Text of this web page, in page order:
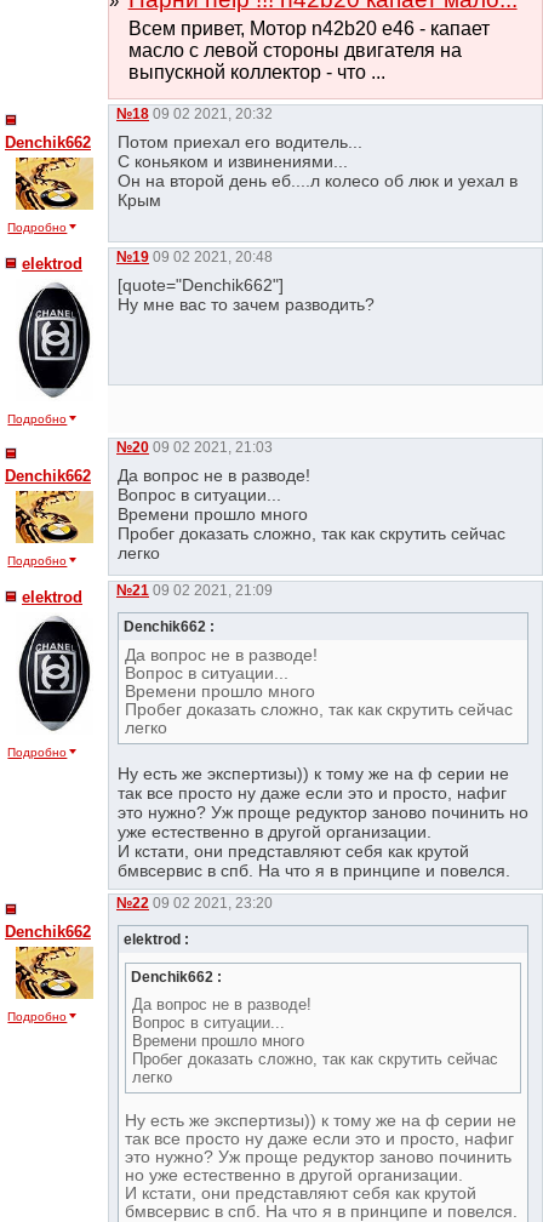
Всем привет, Мотор n42b20 e46 - капает
масло с левой стороны двигателя на
выпускной коллектор - что ...
Denchik662
Подробно
№18 09 02 2021, 20:32
Потом приехал его водитель...
С коньяком и извинениями...
Он на второй день еб....л колесо об люк и уехал в
Крым
elektrod
Подробно
№19 09 02 2021, 20:48
[quote="Denchik662"]
Ну мне вас то зачем разводить?
Denchik662
Подробно
№20 09 02 2021, 21:03
Да вопрос не в разводе!
Вопрос в ситуации...
Времени прошло много
Пробег доказать сложно, так как скрутить сейчас
легко
elektrod
Подробно
№21 09 02 2021, 21:09
Denchik662 :
Да вопрос не в разводе!
Вопрос в ситуации...
Времени прошло много
Пробег доказать сложно, так как скрутить сейчас
легко
Ну есть же экспертизы)) к тому же на ф серии не
так все просто ну даже если это и просто, нафиг
это нужно? Уж проще редуктор заново починить но
уже естественно в другой организации.
И кстати, они представляют себя как крутой
бмвсервис в спб. На что я в принципе и повелся.
Denchik662
Подробно
№22 09 02 2021, 23:20
elektrod :
Denchik662 :
Да вопрос не в разводе!
Вопрос в ситуации...
Времени прошло много
Пробег доказать сложно, так как скрутить сейчас
легко
Ну есть же экспертизы)) к тому же на ф серии не
так все просто ну даже если это и просто, нафиг
это нужно? Уж проще редуктор заново починить
но уже естественно в другой организации.
И кстати, они представляют себя как крутой
бмвсервис в спб. На что я в принципе и повелся.